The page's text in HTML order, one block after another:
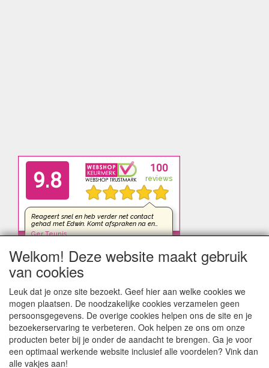
Welkom! Deze website maakt gebruik
van cookies
Leuk dat je onze site bezoekt. Geef hier aan welke cookies we
mogen plaatsen. De noodzakelijke cookies verzamelen geen
persoonsgegevens. De overige cookies helpen ons de site en je
bezoekerservaring te verbeteren. Ook helpen ze ons om onze
producten beter bij je onder de aandacht te brengen. Ga je voor
een optimaal werkende website inclusief alle voordelen? Vink dan
alle vakjes aan!